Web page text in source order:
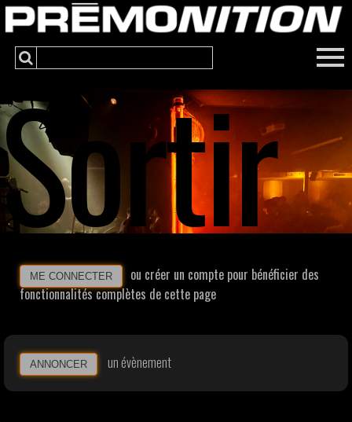
Sortir
ME CONNECTER
ou créer un compte pour bénéficier des
fonctionnalités complètes de cette page
ANNONCER un évènement